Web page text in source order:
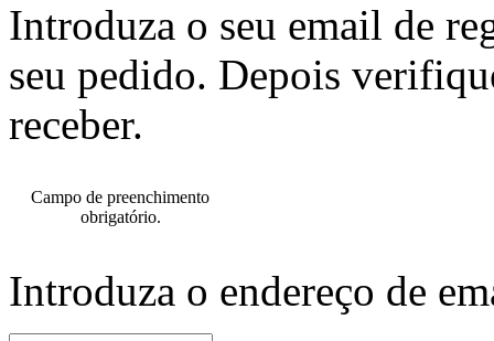
Introduza o seu email de
seu pedido. Depois
receber.
Campo de preenchimento
obrigatório.
Introduza o endereço de